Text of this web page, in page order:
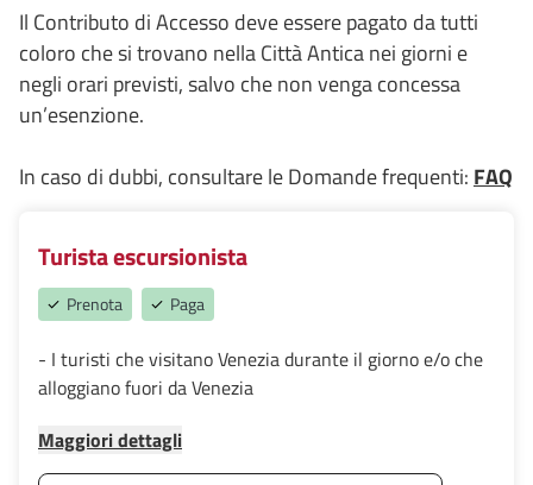
Il Contributo di Accesso deve essere pagato da tutti
coloro che si trovano nella Città Antica nei giorni e
negli orari previsti, salvo che non venga concessa
un’esenzione.
In caso di dubbi, consultare le Domande frequenti: FAQ
Turista escursionista
Prenota Paga
- I turisti che visitano Venezia durante il giorno e/o che
alloggiano fuori da Venezia
Maggiori dettagli